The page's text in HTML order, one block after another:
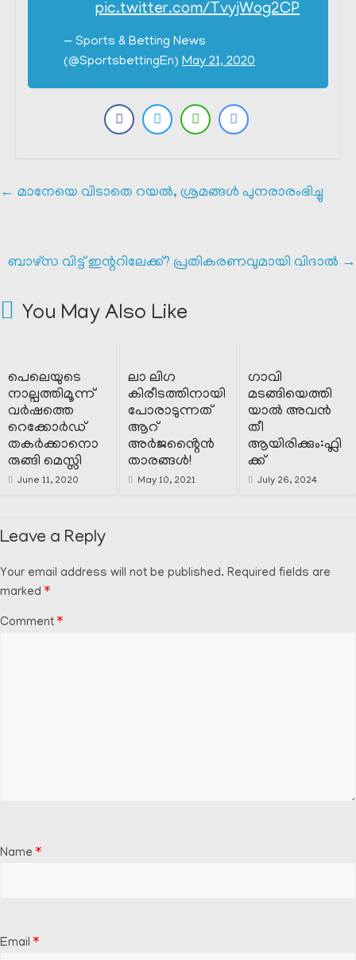
pic.twitter.com/TvyjWog2CP
— Sports & Betting News
(@SportsbettingEn) May 21, 2020
← മാനേയെ വിടാതെ റയൽ, ശ്രമങ്ങൾ പുനരാരംഭിച്ചു
ബാഴ്സ വിട്ട് ഇന്ററിലേക്ക്? പ്രതികരണവുമായി വിദാൽ →
You May Also Like
പെലെയുടെ
നാല്പത്തിമൂന്ന്
വർഷത്തെ
റെക്കോർഡ്
തകർക്കാനൊ
രുങ്ങി മെസ്സി
June 11, 2020
ലാ ലിഗ
കിരീടത്തിനായി
പോരാടുന്നത്
ആറ്
അർജൻ്റൈൻ
താരങ്ങൾ!
May 10, 2021
ഗാവി
മടങ്ങിയെത്തി
യാൽ അവൻ
തീ
ആയിരിക്കും:ഫ്ലി
ക്ക്
July 26, 2024
Leave a Reply
Your email address will not be published. Required fields are
marked *
Comment *
Name *
Email *